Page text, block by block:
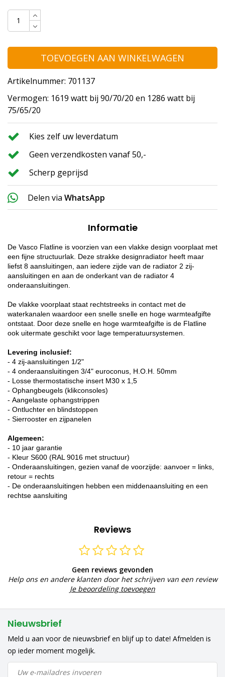
TOEVOEGEN AAN WINKELWAGEN
Artikelnummer: 701137
Vermogen: 1619 watt bij 90/70/20 en 1286 watt bij
75/65/20
Kies zelf uw leverdatum
Geen verzendkosten vanaf 50,-
Scherp geprijsd
Delen via WhatsApp
Informatie
De Vasco Flatline is voorzien van een vlakke design voorplaat met
een fijne structuurlak. Deze strakke designradiator heeft maar
liefst 8 aansluitingen, aan iedere zijde van de radiator 2 zij-
aansluitingen en aan de onderkant van de radiator 4
onderaansluitingen.
De vlakke voorplaat staat rechtstreeks in contact met de
waterkanalen waardoor een snelle snelle en hoge warmteafgifte
ontstaat. Door deze snelle en hoge warmteafgifte is de Flatline
ook uitermate geschikt voor lage temperatuursystemen.
Levering inclusief:
- 4 zij-aansluitingen 1/2"
- 4 onderaansluitingen 3/4" euroconus, H.O.H. 50mm
- Losse thermostatische insert M30 x 1,5
- Ophangbeugels (klikconsoles)
- Aangelaste ophangstrippen
- Ontluchter en blindstoppen
- Sierrooster en zijpanelen
Algemeen:
- 10 jaar garantie
- Kleur S600 (RAL 9016 met structuur)
- Onderaansluitingen, gezien vanaf de voorzijde: aanvoer = links,
retour = rechts
- De onderaansluitingen hebben een middenaansluiting en een
rechtse aansluiting
Reviews
Geen reviews gevonden
Help ons en andere klanten door het schrijven van een review
Je beoordeling toevoegen
Nieuwsbrief
Meld u aan voor de nieuwsbrief en blijf up to date! Afmelden is
op ieder moment mogelijk.